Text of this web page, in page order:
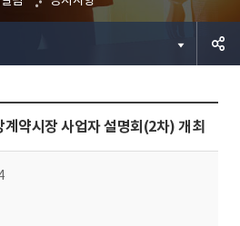
기
약시장 사업자 설명회(2차) 개최